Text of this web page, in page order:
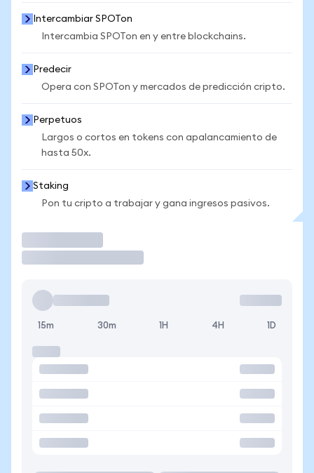
Intercambiar SPOTon
Intercambia SPOTon en y entre blockchains.
Predecir
Opera con SPOTon y mercados de predicción cripto.
Perpetuos
Largos o cortos en tokens con apalancamiento de
hasta 50x.
Staking
Pon tu cripto a trabajar y gana ingresos pasivos.
15m 30m 1H 4H 1D